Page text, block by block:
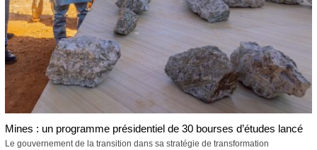
Mines : un programme présidentiel de 30 bourses d’études lancé
Le gouvernement de la transition dans sa stratégie de transformation